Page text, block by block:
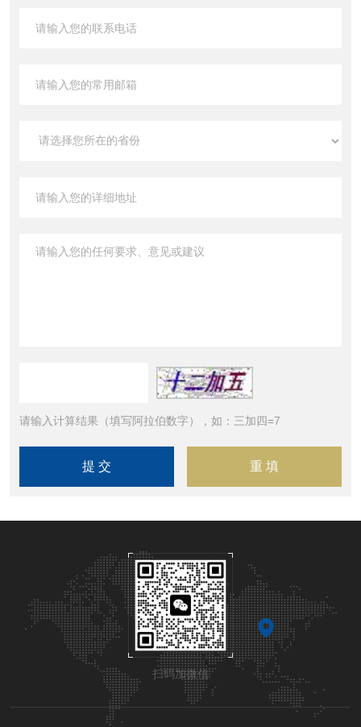
请输入计算结果（填写阿拉伯数字），如：三加四=7
扫码加微信